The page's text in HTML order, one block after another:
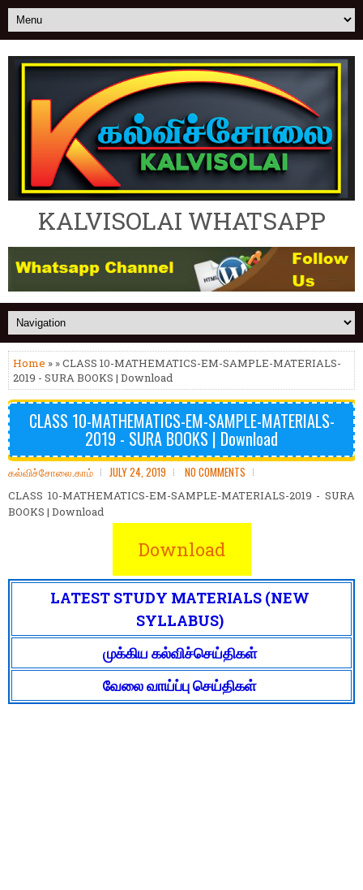
KALVISOLAI WHATSAPP
Home » » CLASS 10-MATHEMATICS-EM-SAMPLE-MATERIALS-
2019 - SURA BOOKS | Download
CLASS 10-MATHEMATICS-EM-SAMPLE-MATERIALS-
2019 - SURA BOOKS | Download
கல்விச்சோலை.காம் JULY 24, 2019 NO COMMENTS
CLASS 10-MATHEMATICS-EM-SAMPLE-MATERIALS-2019 - SURA
BOOKS | Download
Download
LATEST STUDY MATERIALS (NEW
SYLLABUS)
முக்கிய கல்விச்செய்திகள்
வேலை வாய்ப்பு செய்திகள்